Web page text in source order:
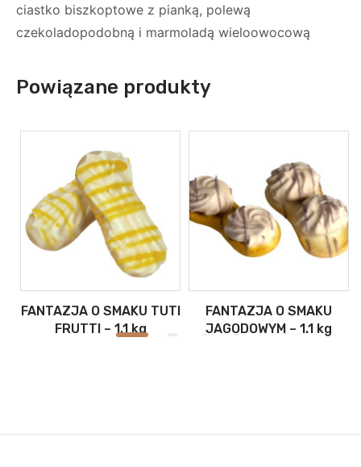
ciastko biszkoptowe z pianką, polewą
czekoladopodobną i marmoladą wieloowocową
Powiązane produkty
FANTAZJA O SMAKU TUTI
FRUTTI – 1.1 kg
FANTAZJA O SMAKU
JAGODOWYM – 1.1 kg